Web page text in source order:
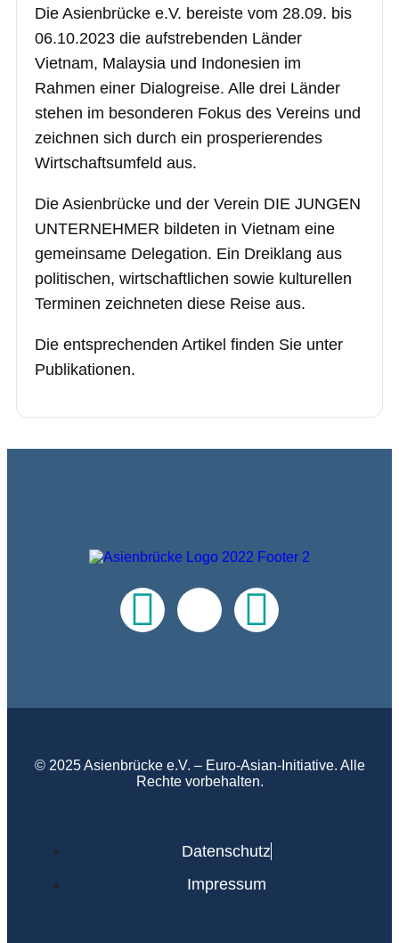
Die Asienbrücke e.V. bereiste vom 28.09. bis
06.10.2023 die aufstrebenden Länder
Vietnam, Malaysia und Indonesien im
Rahmen einer Dialogreise. Alle drei Länder
stehen im besonderen Fokus des Vereins und
zeichnen sich durch ein prosperierendes
Wirtschaftsumfeld aus.
Die Asienbrücke und der Verein DIE JUNGEN
UNTERNEHMER bildeten in Vietnam eine
gemeinsame Delegation. Ein Dreiklang aus
politischen, wirtschaftlichen sowie kulturellen
Terminen zeichneten diese Reise aus.
Die entsprechenden Artikel finden Sie unter
Publikationen.
© 2025 Asienbrücke e.V. – Euro-Asian-Initiative. Alle
Rechte vorbehalten.
Datenschutz
Impressum